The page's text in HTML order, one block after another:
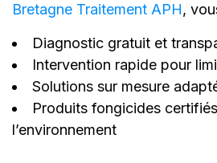
Bretagne Traitement APH,
Diagnostic gratuit et
Intervention rapide pour
Solutions sur mesure
Produits fongicides
l’environnement